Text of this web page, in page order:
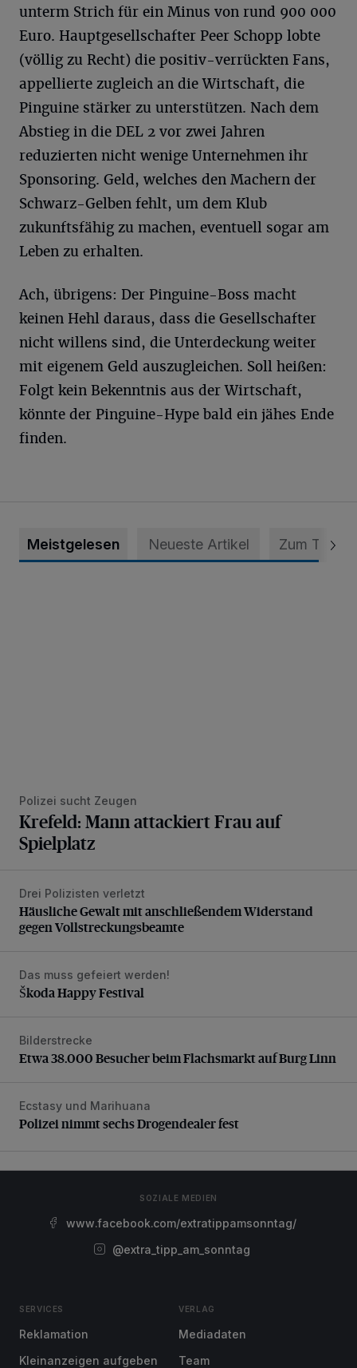
unterm Strich für ein Minus von rund 900 000
Euro. Hauptgesellschafter Peer Schopp lobte
(völlig zu Recht) die positiv-verrückten Fans,
appellierte zugleich an die Wirtschaft, die
Pinguine stärker zu unterstützen. Nach dem
Abstieg in die DEL 2 vor zwei Jahren
reduzierten nicht wenige Unternehmen ihr
Sponsoring. Geld, welches den Machern der
Schwarz-Gelben fehlt, um dem Klub
zukunftsfähig zu machen, eventuell sogar am
Leben zu erhalten.
Ach, übrigens: Der Pinguine-Boss macht
keinen Hehl daraus, dass die Gesellschafter
nicht willens sind, die Unterdeckung weiter
mit eigenem Geld auszugleichen. Soll heißen:
Folgt kein Bekenntnis aus der Wirtschaft,
könnte der Pinguine-Hype bald ein jähes Ende
finden.
Meistgelesen Neueste Artikel Zum Thema
Polizei sucht Zeugen
Krefeld: Mann attackiert Frau auf
Spielplatz
Häusliche Gewalt mit anschließendem Widerstand gegen
Drei Polizisten verletzt
Häusliche Gewalt mit anschließendem Widerstand
gegen Vollstreckungsbeamte
Škoda Happy Festival
Das muss gefeiert werden!
Škoda Happy Festival
Etwa 38.000 Besucher beim Flachsmarkt auf Burg Linn
Bilderstrecke
Etwa 38.000 Besucher beim Flachsmarkt auf Burg Linn
Polizei nimmt sechs Drogendealer fest
Ecstasy und Marihuana
Polizei nimmt sechs Drogendealer fest
SOZIALE MEDIEN
www.facebook.com/extratippamsonntag/
@extra_tipp_am_sonntag
SERVICES
Reklamation
Kleinanzeigen aufgeben
VERLAG
Mediadaten
Team